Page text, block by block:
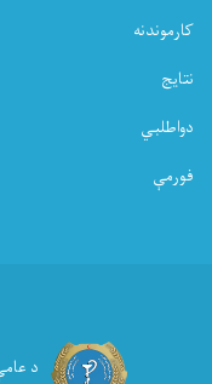
کارموندنه
نتایج
دواطلبي
فورمې
د